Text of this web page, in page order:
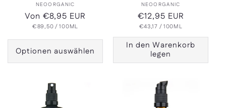
Anbieter:
NEOORGANIC
Normaler
Preis
Von €8,95 EUR
GRUNDPREIS
€89,50/PRO
100ML
Optionen auswählen
Anbieter:
NEOORGANIC
Normaler
Preis
€12,95 EUR
GRUNDPREIS
€43,17 /PRO
100ML
In den Warenkorb
legen